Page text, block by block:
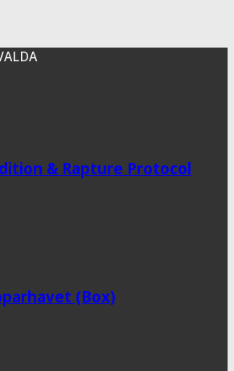
& Rapture Protocol
(Box)